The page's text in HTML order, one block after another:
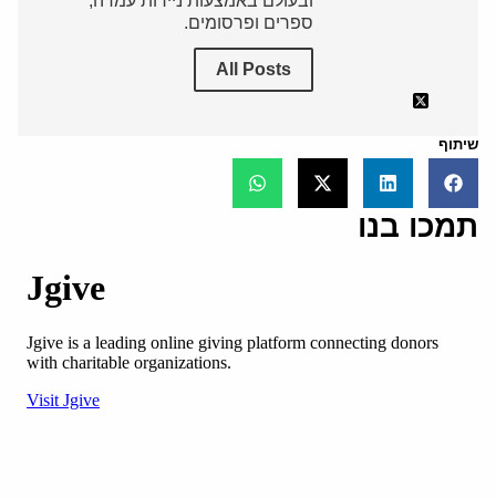
ספרים ופרסומים.
All Posts
שיתוף
תמכו בנו